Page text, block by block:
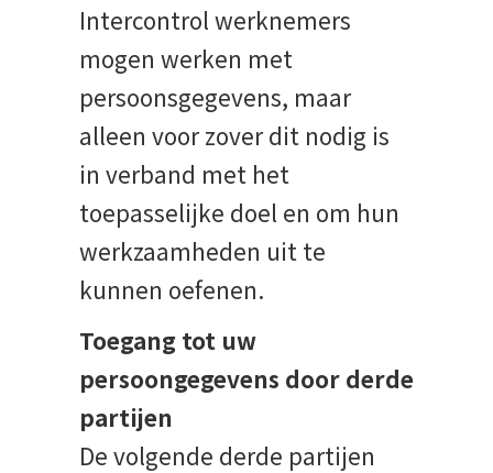
Intercontrol werknemers
mogen werken met
persoonsgegevens, maar
alleen voor zover dit nodig is
in verband met het
toepasselijke doel en om hun
werkzaamheden uit te
kunnen oefenen.
Toegang tot uw
persoongegevens door derde
partijen
De volgende derde partijen